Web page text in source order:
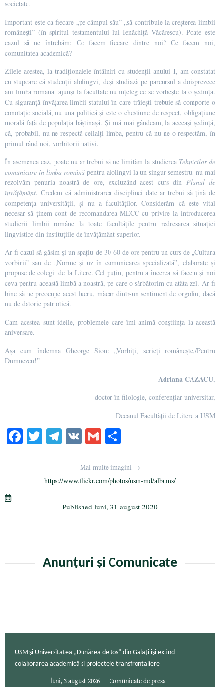
societate.
Important este ca fiecare „pe câmpul său” „să contribuie la creșterea limbii
românești” (în spiritul testamentului lui Ienăchiță Văcărescu). Poate este
cazul să ne întrebăm: Ce facem fiecare dintre noi? Ce facem noi,
comunitatea academică?
Zilele acestea, la tradiționalele întâlniri cu studenții anului I, am constatat
cu stupoare că studenții alolingvi, deși studiază pe parcursul a doisprezece
ani limba română, ajunși la facultate nu înțeleg ce se vorbește la o ședință.
Cu siguranţă învăţarea limbii statului în care trăieşti trebuie să comporte o
conotaţie socială, nu una politică şi este o chestiune de respect, obligaţiune
morală faţă de populaţia băştinaşă. Și mă mai gândeam, la aceeași ședință,
că, probabil, nu ne respectă ceilalți limba, pentru că nu ne-o respectăm, în
primul rând noi, vorbitorii nativi.
În asemenea caz, poate nu ar trebui să ne limităm la studierea Tehnicilor de
comunicare în limba română pentru alolingvi la un singur semestru, nu mai
rezolvăm penuria noastră de ore, excluzând acest curs din Planul de
învățământ. Credem că administrarea disciplinei date ar trebui să ţină de
competenţa universităţii, şi nu a facultăţilor. Considerăm că este vital
necesar să ţinem cont de recomandarea MECC cu privire la introducerea
studierii limbii române la toate facultăţile pentru redresarea situaţiei
lingvistice din instituţiile de învăţământ superior.
Ar fi cazul să găsim și un spaţiu de 30-60 de ore pentru un curs de „Cultura
vorbirii” sau de „Norme şi uz în comunicarea specializată”, elaborate şi
propuse de colegii de la Litere. Cel puţin, pentru a încerca să facem şi noi
ceva pentru această limbă a noastră, pe care o sărbătorim cu atâta zel. Ar fi
bine să ne preocupe acest lucru, măcar dintr-un sentiment de orgoliu, dacă
nu de datorie patriotică.
Cam acestea sunt ideile, problemele care îmi animă conștiința la această
aniversare.
Așa cum îndemna Gheorge Sion: „Vorbiți, scrieți românește,/Pentru
Dumnezeu!”
Adriana CAZACU,
doctor în filologie, conferențiar universitar,
Decanul Facultății de Litere a USM
Fa T
r
Te
a
m
V G
ailaj
ea
Mai multe imagini →
https://www.flickr.com/photos/usm-md/albums/
Published luni, 31 august 2020
Anunțuri și Comunicate
USM și Universitatea „Dunărea de Jos” din Galați își extind
colaborarea academică și proiectele transfrontaliere
luni, 3 august 2026 Comunicate de presa